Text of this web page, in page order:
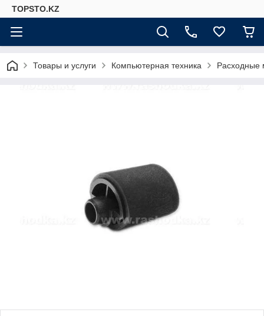
TOPSTO.KZ
Товары и услуги Компьютерная техника Расходные